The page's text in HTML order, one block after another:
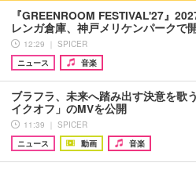
『GREENROOM FESTIVAL'27』
レンガ倉庫、神戸メリケンパークで
12:29 ｜ SPICER
ニュース
音楽
ブラフラ、未来へ踏み出す決意を歌
イクオフ」のMVを公開
11:39 ｜ SPICER
ニュース
動画 音楽